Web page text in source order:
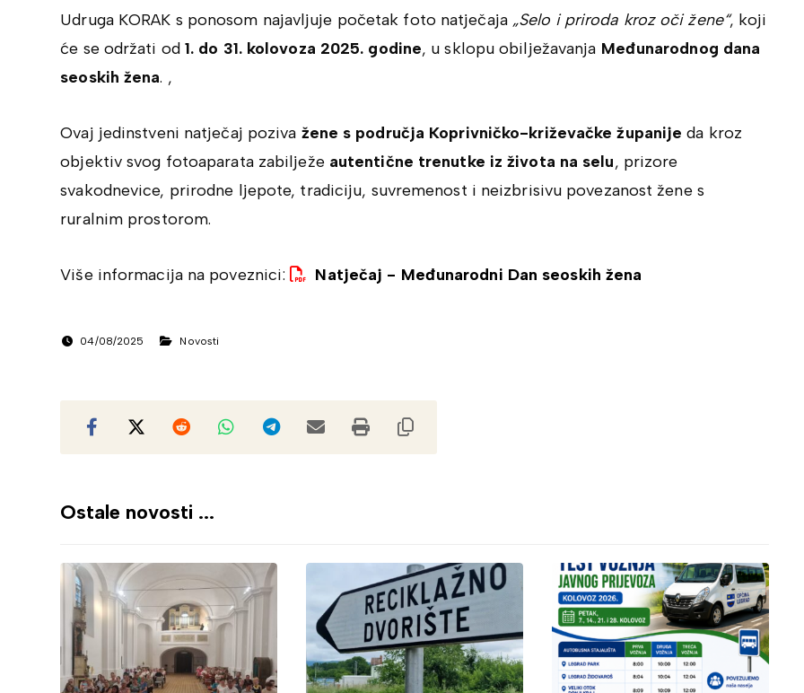
Udruga KORAK s ponosom najavljuje početak foto natječaja „Selo i priroda kroz oči žene“, koji
će se održati od 1. do 31. kolovoza 2025. godine, u sklopu obilježavanja Međunarodnog dana
seoskih žena. ,
Ovaj jedinstveni natječaj poziva žene s područja Koprivničko-križevačke županije da kroz
objektiv svog fotoaparata zabilježe autentične trenutke iz života na selu, prizore
svakodnevice, prirodne ljepote, tradiciju, suvremenost i neizbrisivu povezanost žene s
ruralnim prostorom.
Više informacija na poveznici: Natječaj - Međunarodni Dan seoskih žena
04/08/2025 Novosti
Ostale novosti ...